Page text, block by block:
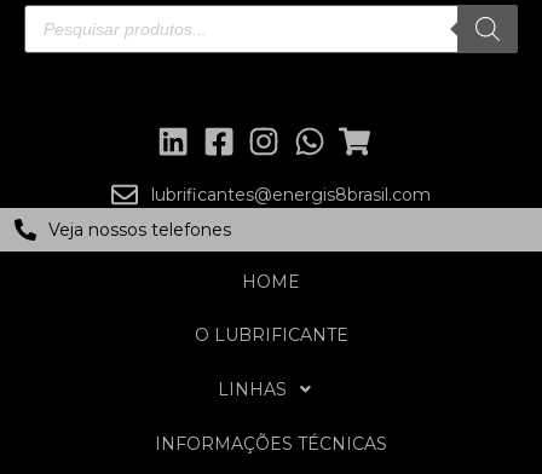
lubrificantes@energis8brasil.com
Veja nossos telefones
HOME
O LUBRIFICANTE
LINHAS
INFORMAÇÕES TÉCNICAS